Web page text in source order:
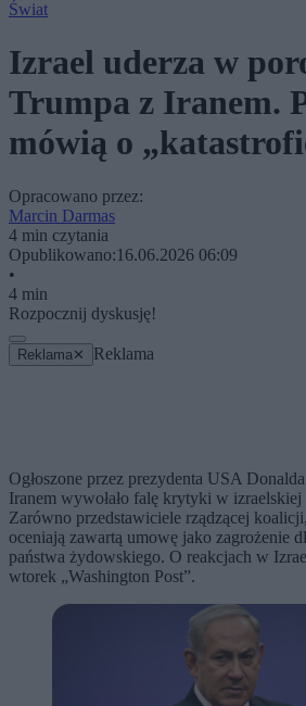
Świat
Izrael uderza w
Trumpa z Iranem.
mówią o
Opracowano przez:
Marcin Darmas
4 min czytania
Opublikowano:16.06.2026 06:09
•
4 min
Rozpocznij dyskusję!
Reklama ✕ Reklama
Ogłoszone przez prezydenta USA
Iranem wywołało falę krytyki w
Zarówno przedstawiciele rządzącej
oceniają zawartą umowę jako zagrożenie
państwa żydowskiego. O reakcjach w
wtorek „Washington Post”.